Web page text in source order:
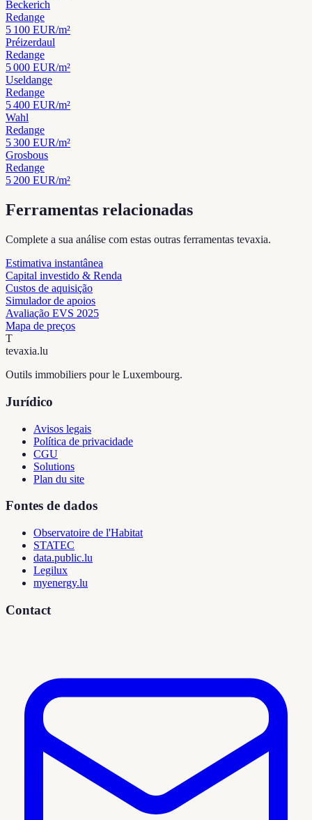
Beckerich
Redange
5 100 EUR/m²
Préizerdaul
Redange
5 000 EUR/m²
Useldange
Redange
5 400 EUR/m²
Wahl
Redange
5 300 EUR/m²
Grosbous
Redange
5 200 EUR/m²
Ferramentas relacionadas
Complete a sua análise com estas outras ferramentas tevaxia.
Estimativa instantânea
Capital investido & Renda
Custos de aquisição
Simulador de apoios
Avaliação EVS 2025
Mapa de preços
T
tevaxia.lu
Outils immobiliers pour le Luxembourg.
Jurídico
Avisos legais
Política de privacidade
CGU
Solutions
Plan du site
Fontes de dados
Observatoire de l'Habitat
STATEC
data.public.lu
Legilux
myenergy.lu
Contact